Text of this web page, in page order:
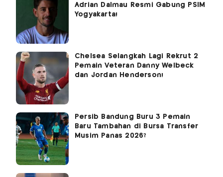
Adrian Dalmau Resmi Gabung PSIM
Yogyakarta!
Chelsea Selangkah Lagi Rekrut 2
Pemain Veteran Danny Welbeck
dan Jordan Henderson!
Persib Bandung Buru 3 Pemain
Baru Tambahan di Bursa Transfer
Musim Panas 2026?